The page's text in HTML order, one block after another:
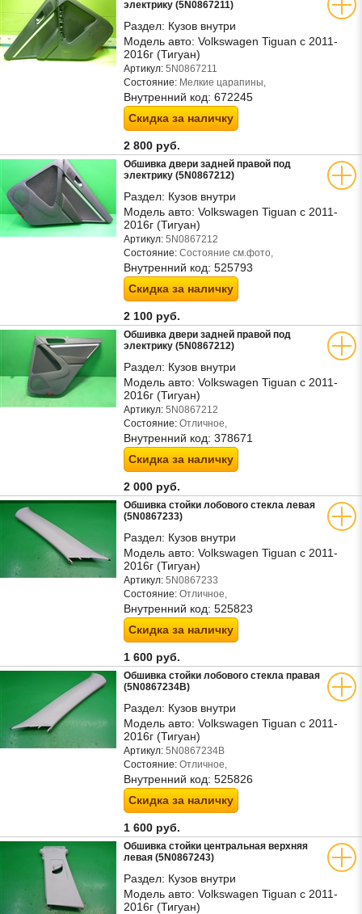
электрику (5N0867211)
Раздел: Кузов внутри
Модель авто: Volkswagen Tiguan с 2011-
2016г (Тигуан)
Артикул: 5N0867211
Состояние: Мелкие царапины,
Внутренний код: 672245
Скидка за наличку
2 800 руб.
Обшивка двери задней правой под
электрику (5N0867212)
Раздел: Кузов внутри
Модель авто: Volkswagen Tiguan с 2011-
2016г (Тигуан)
Артикул: 5N0867212
Состояние: Состояние см.фото,
Внутренний код: 525793
Скидка за наличку
2 100 руб.
Обшивка двери задней правой под
электрику (5N0867212)
Раздел: Кузов внутри
Модель авто: Volkswagen Tiguan с 2011-
2016г (Тигуан)
Артикул: 5N0867212
Состояние: Отличное,
Внутренний код: 378671
Скидка за наличку
2 000 руб.
Обшивка стойки лобового стекла левая
(5N0867233)
Раздел: Кузов внутри
Модель авто: Volkswagen Tiguan с 2011-
2016г (Тигуан)
Артикул: 5N0867233
Состояние: Отличное,
Внутренний код: 525823
Скидка за наличку
1 600 руб.
Обшивка стойки лобового стекла правая
(5N0867234B)
Раздел: Кузов внутри
Модель авто: Volkswagen Tiguan с 2011-
2016г (Тигуан)
Артикул: 5N0867234B
Состояние: Отличное,
Внутренний код: 525826
Скидка за наличку
1 600 руб.
Обшивка стойки центральная верхняя
левая (5N0867243)
Раздел: Кузов внутри
Модель авто: Volkswagen Tiguan с 2011-
2016г (Тигуан)